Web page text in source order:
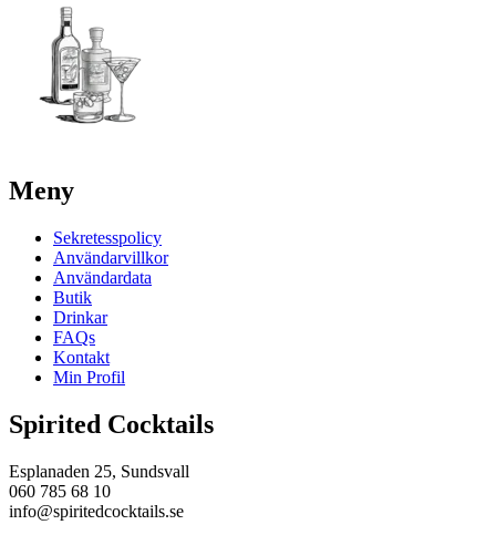
Meny
Sekretesspolicy
Användarvillkor
Användardata
Butik
Drinkar
FAQs
Kontakt
Min Profil
Spirited Cocktails
Esplanaden 25, Sundsvall
060 785 68 10
info@spiritedcocktails.se